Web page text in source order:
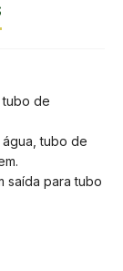
de
tubo de
saída para tubo